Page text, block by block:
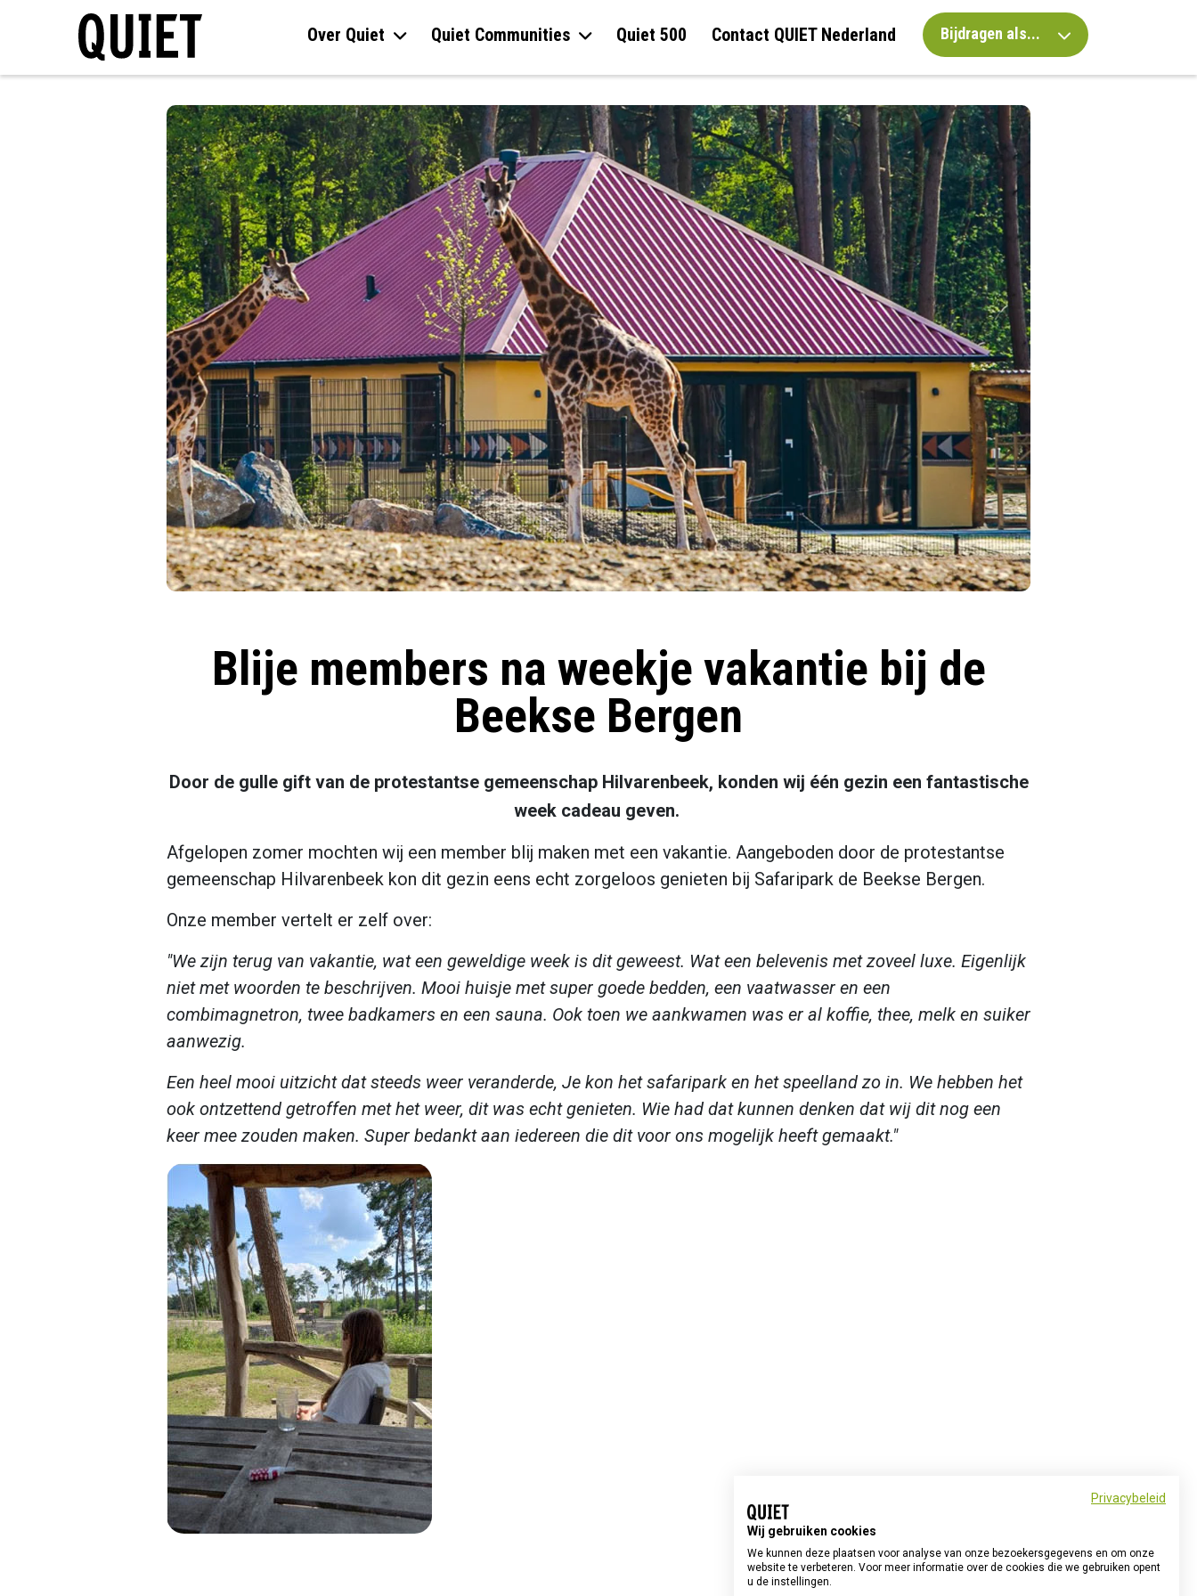
Over Quiet Quiet Communities Quiet 500 Contact QUIET Nederland Bijdragen als...
Blije members na weekje vakantie bij de
Beekse Bergen
Door de gulle gift van de protestantse gemeenschap Hilvarenbeek, konden wij één gezin een fantastische
week cadeau geven.
Afgelopen zomer mochten wij een member blij maken met een vakantie. Aangeboden door de protestantse
gemeenschap Hilvarenbeek kon dit gezin eens echt zorgeloos genieten bij Safaripark de Beekse Bergen.
Onze member vertelt er zelf over:
"We zijn terug van vakantie, wat een geweldige week is dit geweest. Wat een belevenis met zoveel luxe. Eigenlijk
niet met woorden te beschrijven. Mooi huisje met super goede bedden, een vaatwasser en een
combimagnetron, twee badkamers en een sauna. Ook toen we aankwamen was er al koffie, thee, melk en suiker
aanwezig.
Een heel mooi uitzicht dat steeds weer veranderde, Je kon het safaripark en het speelland zo in. We hebben het
ook ontzettend getroffen met het weer, dit was echt genieten. Wie had dat kunnen denken dat wij dit nog een
keer mee zouden maken. Super bedankt aan iedereen die dit voor ons mogelijk heeft gemaakt."
Privacybeleid
Wij gebruiken cookies
We kunnen deze plaatsen voor analyse van onze bezoekersgegevens en om onze
website te verbeteren. Voor meer informatie over de cookies die we gebruiken opent
u de instellingen.